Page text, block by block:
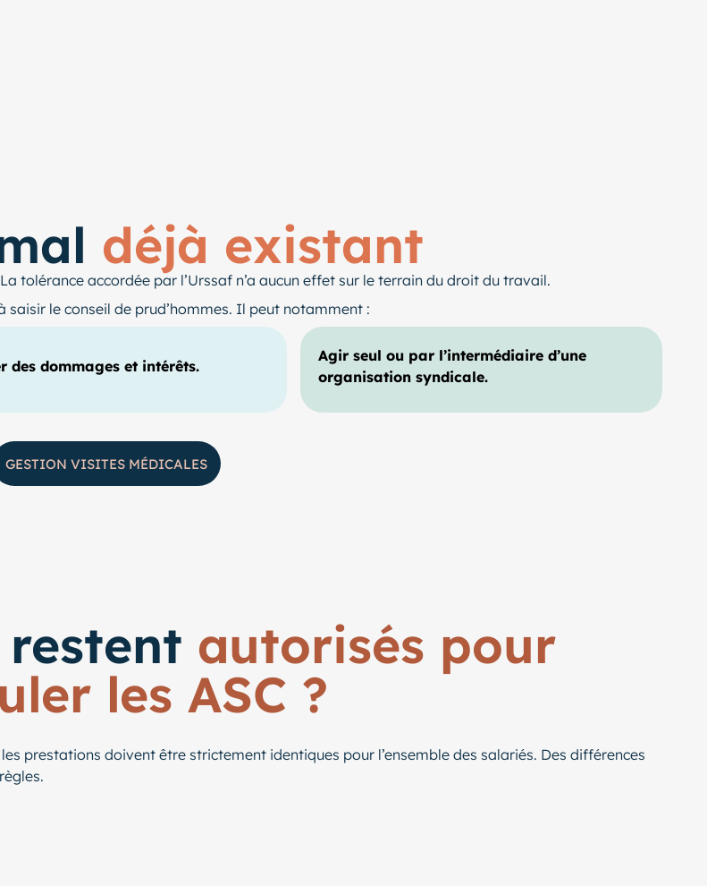
déjà existant
tolérance accordée par l’Urssaf n’a aucun effet sur le terrain du droit du travail.
le conseil de prud’hommes. Il peut notamment :
des dommages et intérêts.
Agir seul ou par l’intermédiaire d’une
organisation syndicale.
GESTION VISITES MÉDICALES
autorisés pour
les ASC ?
prestations doivent être strictement identiques pour l’ensemble des salariés. Des différences